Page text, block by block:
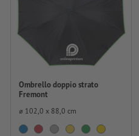
Ombrello doppio strato
Fremont
⌀ 102,0 x 88,0 cm